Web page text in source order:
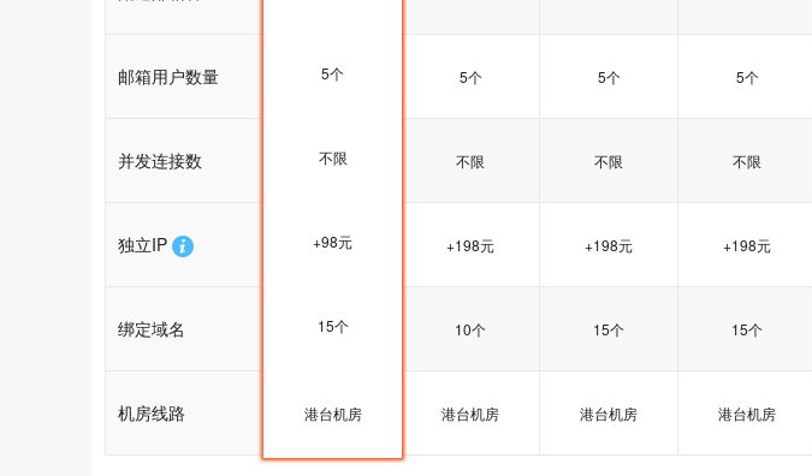
邮箱用户数量 5个 5个 5个 5个
并发连接数 不限 不限 不限 不限
独立IP +198元 +198元 +198元 +198元
绑定域名 15个 10个 15个 15个
机房线路 港台机房 港台机房 港台机房 港台机房
5个
不限
+98元
15个
港台机房